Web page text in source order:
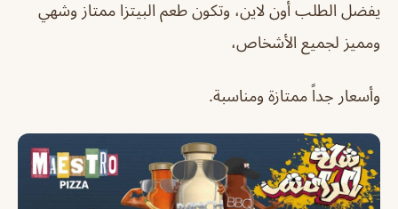
يفضل الطلب أون لاين، وتكون طعم البيتزا ممتاز وشهي
ومميز لجميع الأشخاص،
وأسعار جداً ممتازة ومناسبة.